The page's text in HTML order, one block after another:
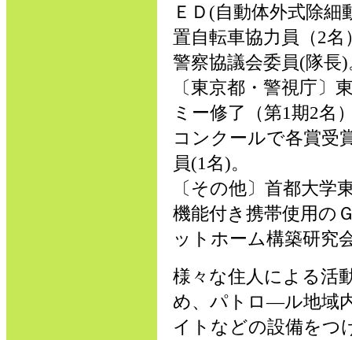
ＥＤ(自動体外式除細
置自転車協力員（2
警察協議会委員(隊長)
〔東京都・警視庁〕
ミー修了（第1期2名
コンクールで各賞受
員(1名)。
〔その他〕首都大
機能付き携帯使用の
ットホーム構築研究
様々な住人による活
め、パトロ―ル地域
イトなどの設備をつ